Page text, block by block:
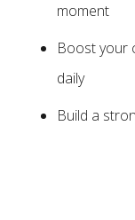
moment
Boost your
daily
Build a